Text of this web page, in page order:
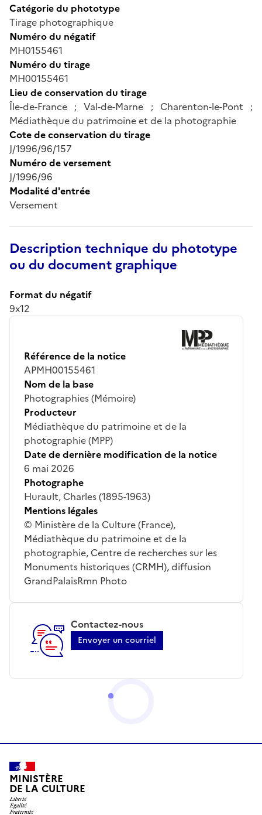
Catégorie du phototype
Tirage photographique
Numéro du négatif
MH0155461
Numéro du tirage
MH00155461
Lieu de conservation du tirage
Île-de-France ; Val-de-Marne ; Charenton-le-Pont ;
Médiathèque du patrimoine et de la photographie
Cote de conservation du tirage
J/1996/96/157
Numéro de versement
J/1996/96
Modalité d'entrée
Versement
Description technique du phototype
ou du document graphique
Format du négatif
9x12
Référence de la notice
APMH00155461
Nom de la base
Photographies (Mémoire)
Producteur
Médiathèque du patrimoine et de la
photographie (MPP)
Date de dernière modification de la notice
6 mai 2026
Photographe
Hurault, Charles (1895-1963)
Mentions légales
© Ministère de la Culture (France),
Médiathèque du patrimoine et de la
photographie, Centre de recherches sur les
Monuments historiques (CRMH), diffusion
GrandPalaisRmn Photo
Contactez-nous
Envoyer un courriel
MINISTÈRE
DE LA CULTURE